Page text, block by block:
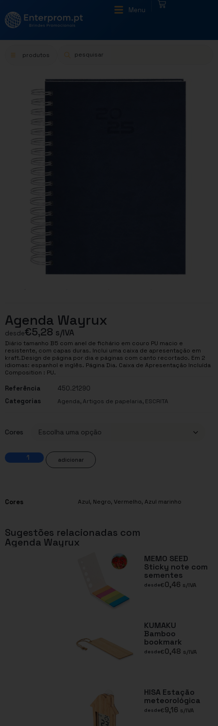
Menu
produtos
Agenda Wayrux
desde€5,28 s/IVA
Diário tamanho B5 com anel de fichário em couro PU macio e
resistente, com capas duras. Inclui uma caixa de apresentação em
kraft.Design de página por dia e páginas com canto recortado. Em 2
idiomas: espanhol e inglês. Página Dia. Caixa de Apresentação Incluída
Composition : PU.
Referência
450.21290
Categorias
Agenda,Artigos de papelaria, ESCRITA
Cores
adicionar
Cores Azul, Negro, Vermelho, Azul marinho
Sugestões relacionadas com
Agenda Wayrux
MEMO SEED
Sticky note com
sementes
desde€0,46 s/IVA
KUMAKU
Bamboo
bookmark
desde€0,48 s/IVA
HISA Estação
meteorológica
desde€9,16 s/IVA